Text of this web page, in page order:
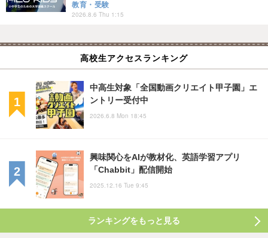
教育・受験
2026.8.6 Thu 1:15
高校生アクセスランキング
中高生対象「全国動画クリエイト甲子園」エ
ントリー受付中
2026.6.8 Mon 18:45
興味関心をAIが教材化、英語学習アプリ
「Chabbit」配信開始
2025.12.16 Tue 9:45
ランキングをもっと見る